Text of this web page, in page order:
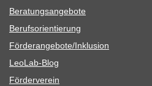
Bera­tungs­an­ge­bote
Berufs­ori­en­tie­rung
Förderangebote/​​Inklusion
Leo­Lab-Blog
För­der­ver­ein